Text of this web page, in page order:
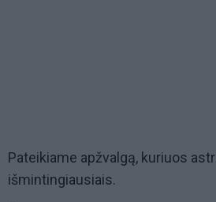
Pateikiame apžvalgą, kuriuos
išmintingiausiais.